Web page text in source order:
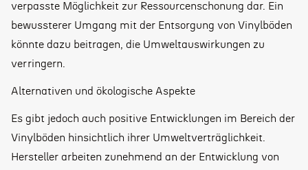
verpasste Möglichkeit zur Ressourcenschonung dar. Ein
bewussterer Umgang mit der Entsorgung von Vinylböden
könnte dazu beitragen, die Umweltauswirkungen zu
verringern.
Alternativen und ökologische Aspekte
Es gibt jedoch auch positive Entwicklungen im Bereich der
Vinylböden hinsichtlich ihrer Umweltverträglichkeit.
Hersteller arbeiten zunehmend an der Entwicklung von